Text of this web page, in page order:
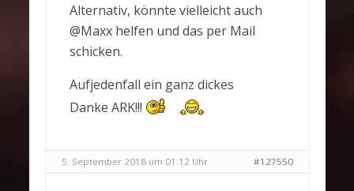
Alternativ, könnte vielleicht auch
@Maxx helfen und das per Mail
schicken.
Aufjedenfall ein ganz dickes
Danke ARK!!!
5. September 2018 um 01:12 Uhr #127550